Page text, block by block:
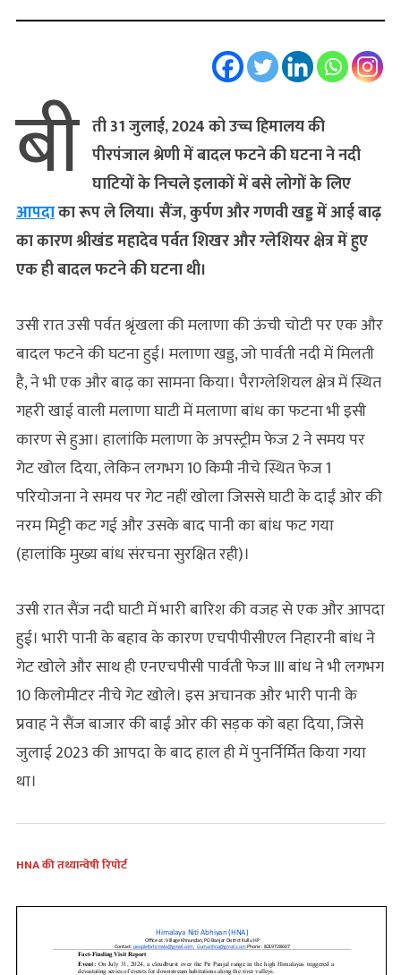
बी ती 31 जुलाई, 2024 को उच्च हिमालय की
पीरपंजाल श्रेणी में बादल फटने की घटना ने नदी
घाटियों के निचले इलाकों में बसे लोगों के लिए
आपदाका रूप ले लिया। सैंज, कुर्पण और गणवी खड्ड में आई बाढ़
का कारण श्रीखंड महादेव पर्वत शिखर और ग्लेशियर क्षेत्र में हुए
एक ही बादल फटने की घटना थी।
उसी रात उसी पर्वत श्रृंखला की मलाणा की ऊंची चोटी पर एक और
बादल फटने की घटना हुई। मलाणा खड्ड, जो पार्वती नदी में मिलती
है, ने भी एक और बाढ़ का सामना किया। पैराग्लेशियल क्षेत्र में स्थित
गहरी खाई वाली मलाणा घाटी में मलाणा बांध का फटना भी इसी
कारण से हुआ। हालांकि मलाणा के अपस्ट्रीम फेज 2 ने समय पर
गेट खोल दिया, लेकिन लगभग 10 किमी नीचे स्थित फेज 1
परियोजना ने समय पर गेट नहीं खोला जिससे घाटी के दाईं ओर की
नरम मिट्टी कट गई और उसके बाद पानी का बांध फट गया
(हालांकि मुख्य बांध संरचना सुरक्षित रही)।
उसी रात सैंज नदी घाटी में भारी बारिश की वजह से एक और आपदा
हुई। भारी पानी के बहाव के कारण एचपीपीसीएल निहारनी बांध ने
गेट खोले और साथ ही एनएचपीसी पार्वती फेज III बांध ने भी लगभग
10 किलोमीटर नीचे गेट खोले। इस अचानक और भारी पानी के
प्रवाह ने सैंज बाजार की बाईं ओर की सड़क को बहा दिया, जिसे
जुलाई 2023 की आपदा के बाद हाल ही में पुनर्निर्मित किया गया
था।
HNA की तथ्यान्वेषी रिपोर्ट